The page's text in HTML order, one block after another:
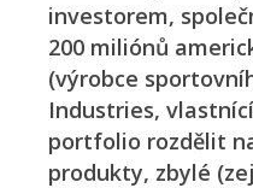
investorem,
200 miliónů
(výrobce
Industries,
portfolio rozdělit
produkty, zbylé